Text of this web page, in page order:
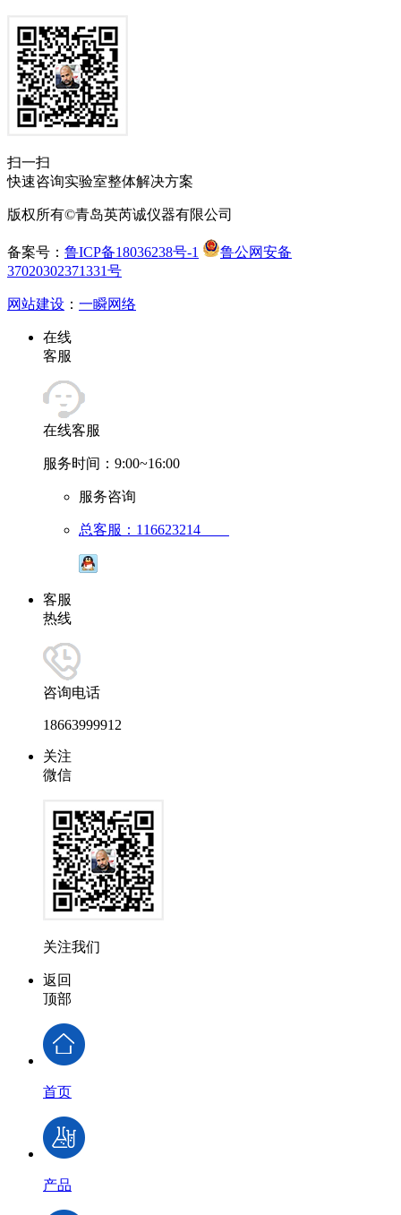
扫一扫
快速咨询实验室整体解决方案
版权所有©青岛英芮诚仪器有限公司
备案号： 鲁ICP备18036238号-1
鲁公网安备
37020302371331号
网站建设 ： 一瞬网络
在线
客服
在线客服
服务时间：9:00~16:00
服务咨询
总客服：116623214
客服
热线
咨询电话
18663999912
关注
微信
关注我们
返回
顶部
首页
产品